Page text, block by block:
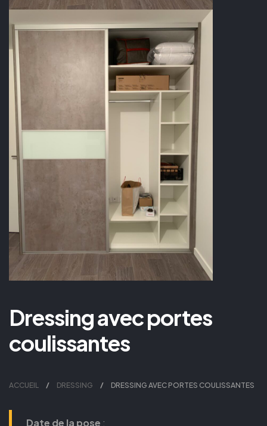
Dressing avec portes
coulissantes
ACCUEIL DRESSING DRESSING AVEC PORTES COULISSANTES
Date de la pose :